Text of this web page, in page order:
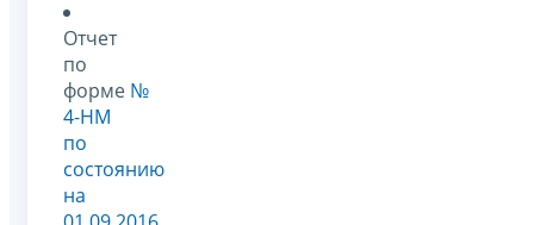
Отчет
по
форме №
4-НМ
по
состоянию
на